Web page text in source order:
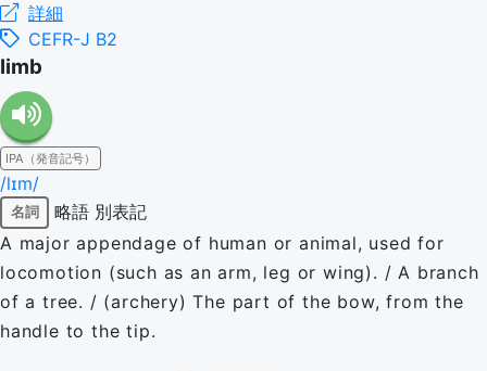
詳細
CEFR-J B2
limb
IPA（発音記号）
/lɪm/
名詞 略語 別表記
A major appendage of human or animal, used for
locomotion (such as an arm, leg or wing). / A branch
of a tree. / (archery) The part of the bow, from the
handle to the tip.